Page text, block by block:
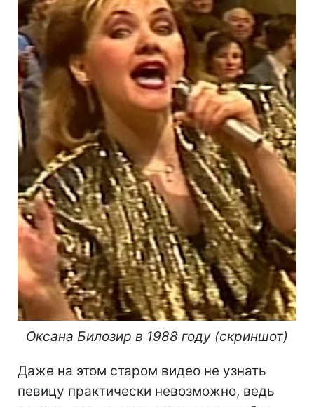
Оксана Билозир в 1988 году (скриншот)
Даже на этом старом видео не узнать
певицу практически невозможно, ведь